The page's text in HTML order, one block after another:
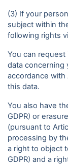
(3) If your
subject within
following rights
You can
data concerning
accordance with
this data.
You also have
GDPR) or
(pursuant to
processing by
a right to object
GDPR) and a